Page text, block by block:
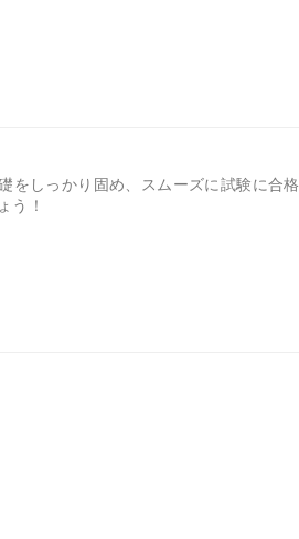
をしっかり固め、スムーズに試験に合格
う！